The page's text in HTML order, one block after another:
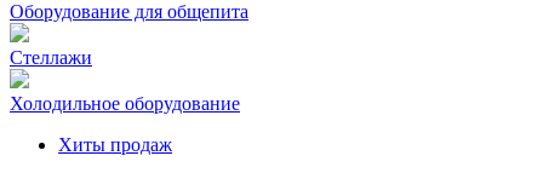
Оборудование для общепита
Стеллажи
Холодильное оборудование
Хиты продаж